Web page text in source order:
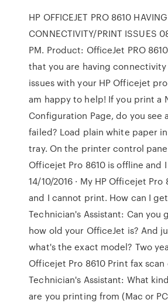
HP OFFICEJET PRO 8610 HAVING
CONNECTIVITY/PRINT ISSUES
PM. Product: OfficeJet PRO
that you are having
issues with your HP Officejet
am happy to help! If you print a
Configuration Page, do you see
failed? Load plain white paper
tray. On the printer control
Officejet Pro 8610 is offline and
14/10/2016 · My HP Officejet Pro
and I cannot print. How can I
Technician's Assistant: Can you
how old your OfficeJet is? And
what's the exact model? Two
Officejet Pro 8610 Print fax
Technician's Assistant: What
are you printing from (Mac or